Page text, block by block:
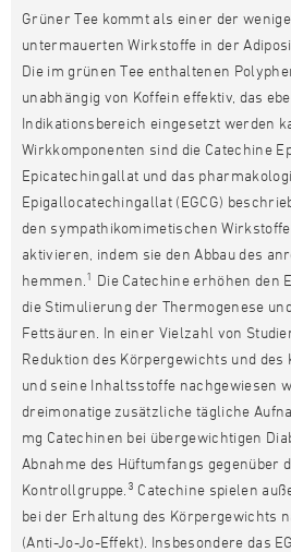
Grüner Tee kommt als einer der
untermauerten Wirkstoffe in der
Die im grünen Tee enthaltenen
unabhängig von Koffein effektiv, das
Indikationsbereich eingesetzt werden
Wirkkomponenten sind die Catechine
Epicatechingallat und das
Epigallocatechingallat (EGCG)
den sympathikomimetischen
aktivieren, indem sie den Abbau des
hemmen. 1 Die Catechine erhöhen den
die Stimulierung der Thermogenese
Fettsäuren. In einer Vielzahl von
Reduktion des Körpergewichts und
und seine Inhaltsstoffe nachgewiesen
dreimonatige zusätzliche tägliche
mg Catechinen bei übergewichtigen
Abnahme des Hüftumfangs gegenüber
Kontrollgruppe. 3 Catechine spielen
bei der Erhaltung des Körpergewichts
(Anti-Jo-Jo-Effekt). Insbesondere das